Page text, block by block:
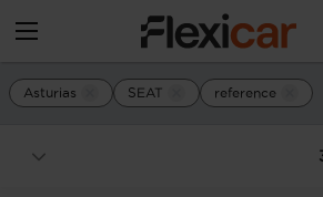
Asturias SEAT reference